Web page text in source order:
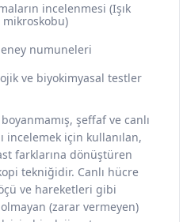
incelenmesi (Işık
mikroskobu)
numuneleri
ve biyokimyasal testler
şeffaf ve canlı
incelemek için kullanılan,
farklarına dönüştüren
tekniğidir. Canlı hücre
ve hareketleri gibi
(zarar vermeyen)